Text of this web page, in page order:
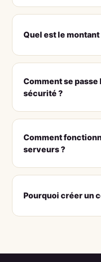
Quel est le
Comment se passe
sécurité ?
Comment
serveurs ?
Pourquoi créer un